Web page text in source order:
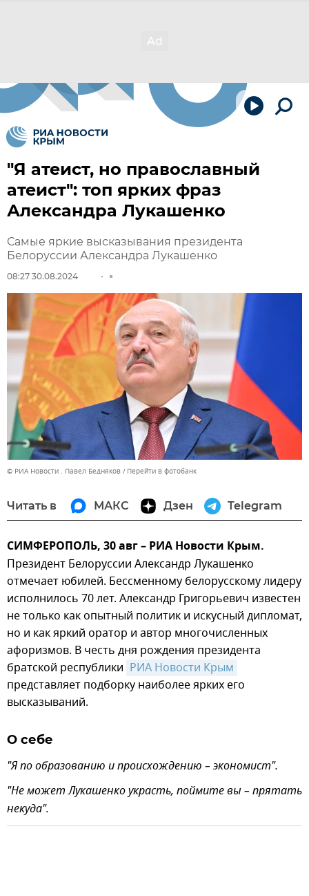
"Я атеист, но православный
атеист": топ ярких фраз
Александра Лукашенко
Самые яркие высказывания президента
Белоруссии Александра Лукашенко
08:27 30.08.2024
© РИА Новости . Павел Бедняков Перейти в фотобанк
Читать в МАКС Дзен Telegram
СИМФЕРОПОЛЬ, 30 авг – РИА Новости Крым.
Президент Белоруссии Александр Лукашенко
отмечает юбилей. Бессменному белорусскому лидеру
исполнилось 70 лет. Александр Григорьевич известен
не только как опытный политик и искусный дипломат,
но и как яркий оратор и автор многочисленных
афоризмов. В честь дня рождения президента
братской республики РИА Новости Крым
представляет подборку наиболее ярких его
высказываний.
О себе
"Я по образованию и происхождению – экономист".
"Не может Лукашенко украсть, поймите вы – прятать
некуда".